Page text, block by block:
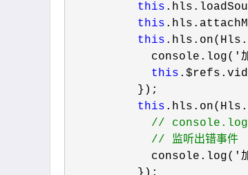
this
this
this
            console.log(
'
this
this
//
//
监听出错事件